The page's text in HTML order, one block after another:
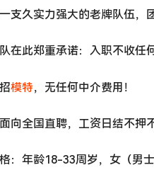
支久实力强大的老牌队伍，
在此郑重承诺：入职不收任
模特，无任何中介费用！
向全国直聘，工资日结不押
：年龄18-33周岁，女（男